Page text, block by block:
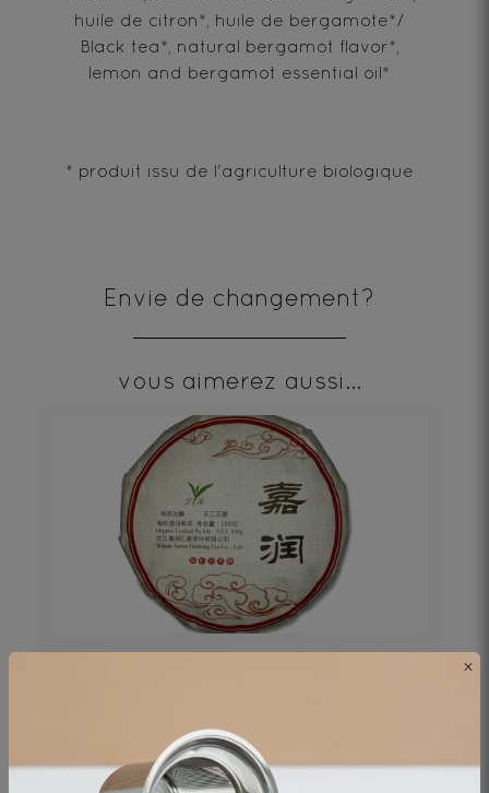
huile de citron*, huile de bergamote*/
Black tea*, natural bergamot flavor*,
lemon and bergamot essential oil*
* produit issu de l'agriculture biologique
Envie de changement?
vous aimerez aussi...
Thé noir - Origine Chine
×